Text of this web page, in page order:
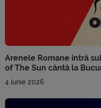
Arenele Romane intră
of The Sun cântă la
4 iunie 2026